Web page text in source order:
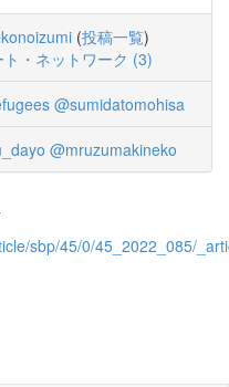
(投稿一覧)
ト・ネットワーク (3)
@sumidatomohisa
@mruzumakineko
sbp/45/0/45_2022_085/